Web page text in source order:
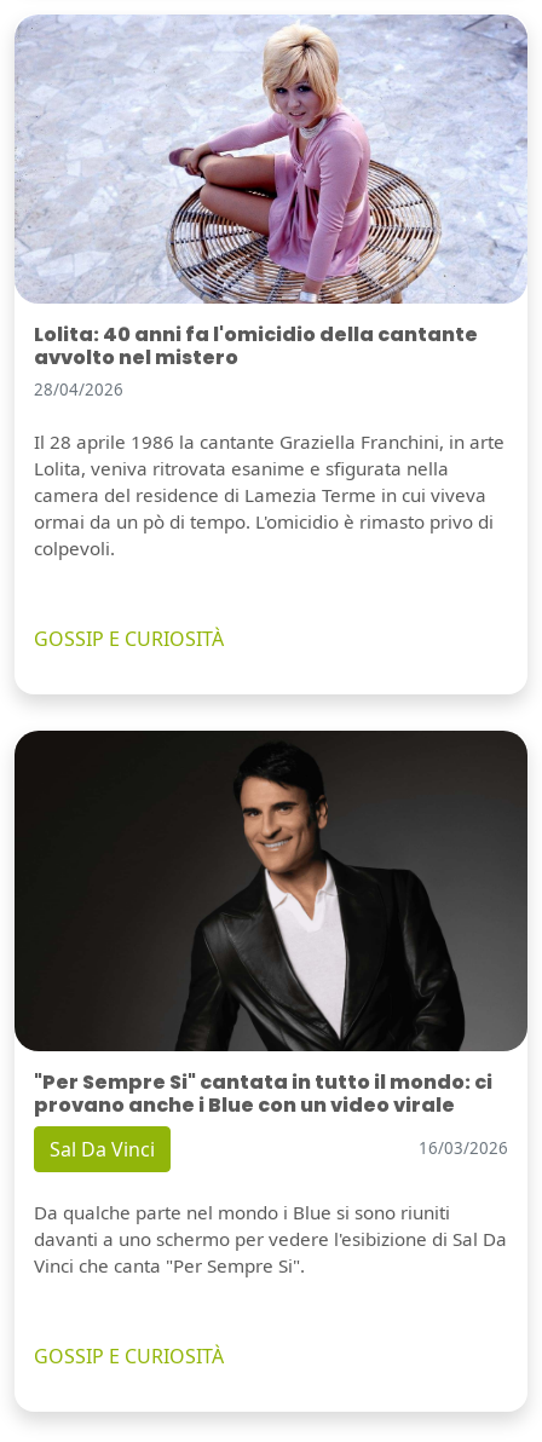
Lolita: 40 anni fa l'omicidio della cantante
avvolto nel mistero
28/04/2026
Il 28 aprile 1986 la cantante Graziella Franchini, in arte
Lolita, veniva ritrovata esanime e sfigurata nella
camera del residence di Lamezia Terme in cui viveva
ormai da un pò di tempo. L'omicidio è rimasto privo di
colpevoli.
GOSSIP E CURIOSITÀ
"Per Sempre Si" cantata in tutto il mondo: ci
provano anche i Blue con un video virale
Sal Da Vinci 16/03/2026
Da qualche parte nel mondo i Blue si sono riuniti
davanti a uno schermo per vedere l'esibizione di Sal Da
Vinci che canta "Per Sempre Si".
GOSSIP E CURIOSITÀ